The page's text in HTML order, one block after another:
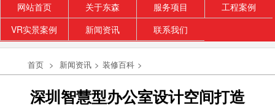
网站首页 关于东森 服务项目
工程案例
VR实景案例
新闻资讯 联系我们
首页 > 新闻资讯 > 装修百科 >
深圳智慧型办公室设计空间打造